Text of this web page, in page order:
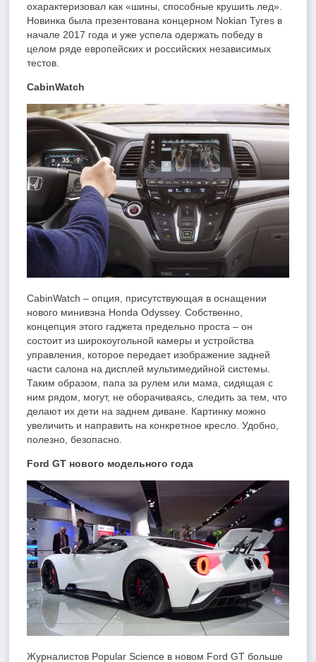
охарактеризовал как «шины, способные крушить лед».
Новинка была презентована концерном Nokian Tyres в
начале 2017 года и уже успела одержать победу в
целом ряде европейских и российских независимых
тестов.
CabinWatch
CabinWatch – опция, присутствующая в оснащении
нового минивэна Honda Odyssey. Собственно,
концепция этого гаджета предельно проста – он
состоит из широкоугольной камеры и устройства
управления, которое передает изображение задней
части салона на дисплей мультимедийной системы.
Таким образом, папа за рулем или мама, сидящая с
ним рядом, могут, не оборачиваясь, следить за тем, что
делают их дети на заднем диване. Картинку можно
увеличить и направить на конкретное кресло. Удобно,
полезно, безопасно.
Ford GT нового модельного года
Журналистов Popular Science в новом Ford GT больше